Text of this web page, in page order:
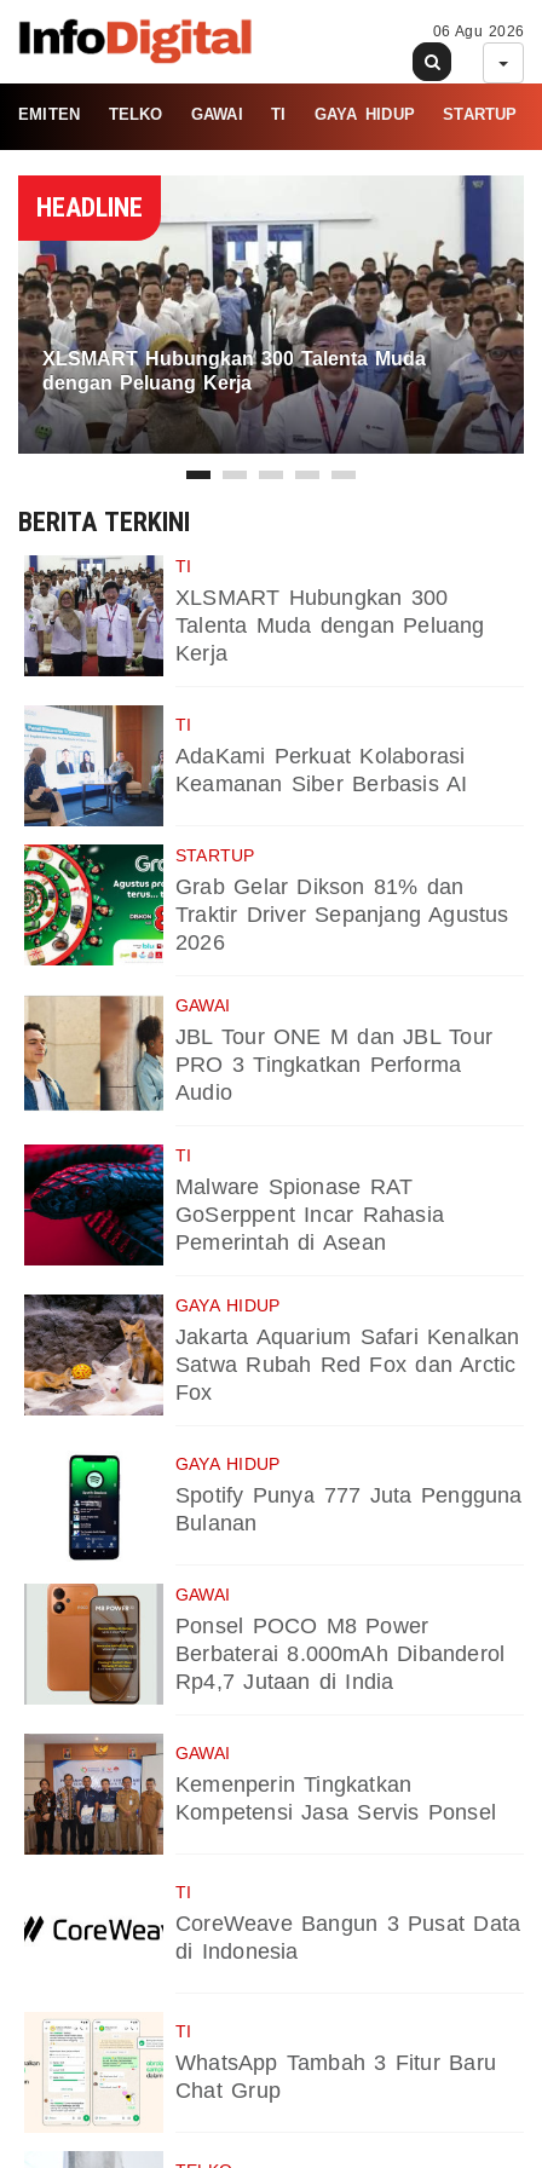
06 Agu 2026
EMITEN TELKO GAWAI TI GAYA HIDUP STARTUP
HEADLINE
XLSMART Hubungkan 300 Talenta Muda
dengan Peluang Kerja
BERITA TERKINI
TI
XLSMART Hubungkan 300
Talenta Muda dengan Peluang
Kerja
TI
AdaKami Perkuat Kolaborasi
Keamanan Siber Berbasis AI
STARTUP
Grab Gelar Dikson 81% dan
Traktir Driver Sepanjang Agustus
2026
GAWAI
JBL Tour ONE M dan JBL Tour
PRO 3 Tingkatkan Performa
Audio
TI
Malware Spionase RAT
GoSerppent Incar Rahasia
Pemerintah di Asean
GAYA HIDUP
Jakarta Aquarium Safari Kenalkan
Satwa Rubah Red Fox dan Arctic
Fox
GAYA HIDUP
Spotify Punya 777 Juta Pengguna
Bulanan
GAWAI
Ponsel POCO M8 Power
Berbaterai 8.000mAh Dibanderol
Rp4,7 Jutaan di India
GAWAI
Kemenperin Tingkatkan
Kompetensi Jasa Servis Ponsel
TI
CoreWeave Bangun 3 Pusat Data
di Indonesia
TI
WhatsApp Tambah 3 Fitur Baru
Chat Grup